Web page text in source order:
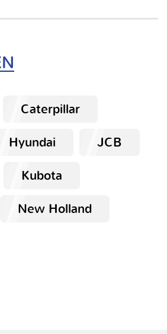
Caterpillar
Hyundai
JCB
Kubota
New Holland